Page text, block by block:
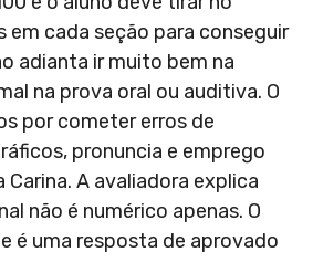
em cada seção para conseguir
adianta ir muito bem na
na prova oral ou auditiva. O
por cometer erros de
pronuncia e emprego
Carina. A avaliadora explica
não é numérico apenas. O
é uma resposta de aprovado